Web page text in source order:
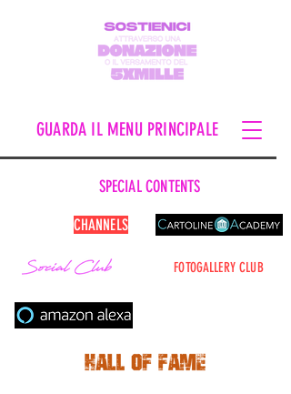
FOTOGALLERY CLUB
CHANNELS
GUARDA IL MENU PRINCIPALE
SPECIAL CONTENTS